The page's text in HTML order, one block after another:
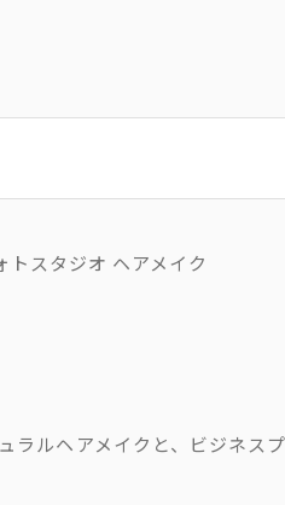
スタジオ ヘアメイク
ラルヘアメイクと、ビジネス